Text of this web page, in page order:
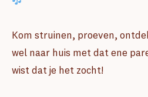
Kom struinen, proeven,
wel naar huis met dat ene
wist dat je het zocht!